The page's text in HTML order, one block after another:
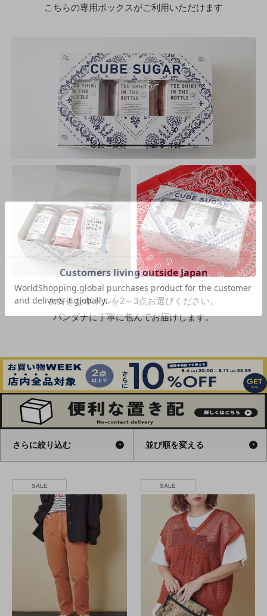
こちらの専用ボックスがご利用いただけます
お好きなボトルを2～3点お選びください。
バンダナに丁寧に包んでお届けします。
さらに絞り込む 並び順を変える
SALE SALE